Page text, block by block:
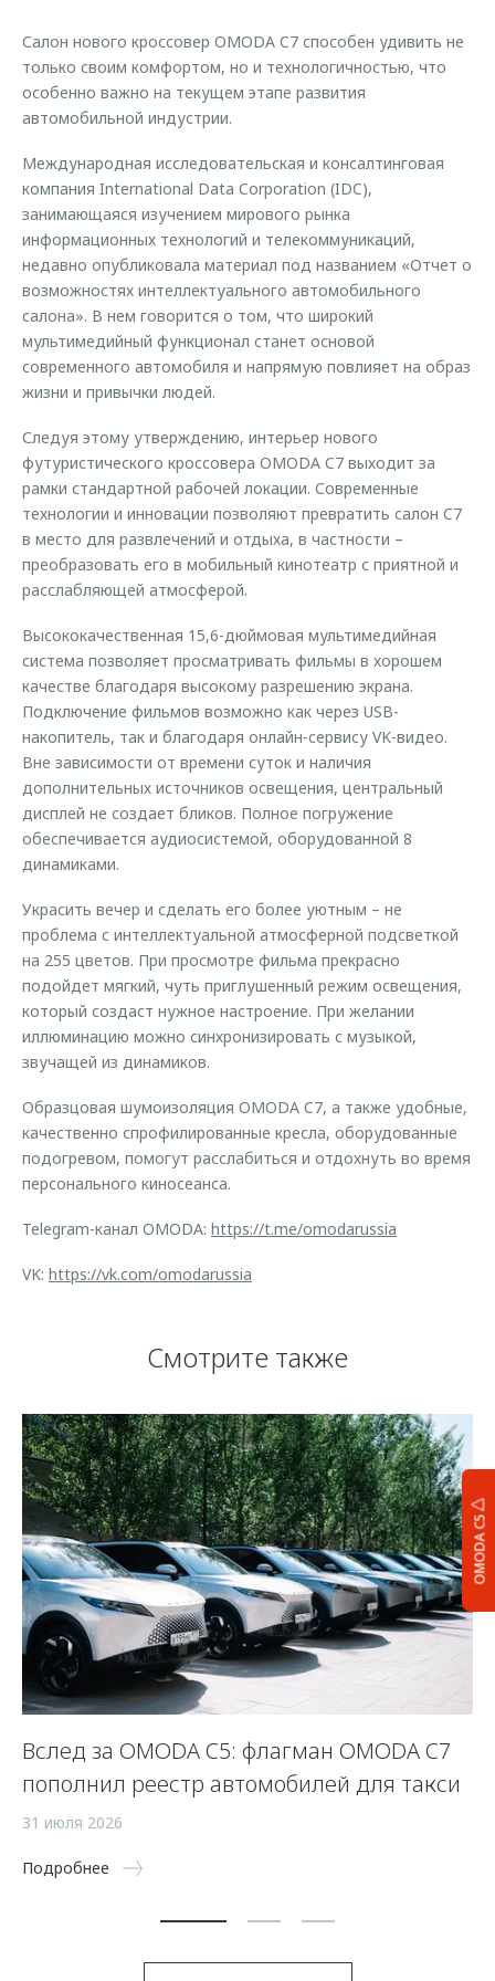
Кредитный калькулятор
Аксессуары
Оригинальные аксессуары
Трейд-ин
Калькулятор трейд-ин
O&J Автоклуб
Клуб владельцев OMODA
Аксессуары
Одежда и сувениры
Оригинальные аксессуары
Запчасти
OMODA C5
Салон нового кроссовер OMODA C7 способен удивить не
только своим комфортом, но и технологичностью, что
особенно важно на текущем этапе развития
автомобильной индустрии.
Международная исследовательская и консалтинговая
компания International Data Corporation (IDC),
занимающаяся изучением мирового рынка
информационных технологий и телекоммуникаций,
недавно опубликовала материал под названием «Отчет о
возможностях интеллектуального автомобильного
салона». В нем говорится о том, что широкий
мультимедийный функционал станет основой
современного автомобиля и напрямую повлияет на образ
жизни и привычки людей.
Следуя этому утверждению, интерьер нового
футуристического кроссовера OMODA C7 выходит за
рамки стандартной рабочей локации. Современные
технологии и инновации позволяют превратить салон C7
в место для развлечений и отдыха, в частности –
преобразовать его в мобильный кинотеатр с приятной и
расслабляющей атмосферой.
Высококачественная 15,6-дюймовая мультимедийная
система позволяет просматривать фильмы в хорошем
качестве благодаря высокому разрешению экрана.
Подключение фильмов возможно как через USB-
накопитель, так и благодаря онлайн-сервису VK-видео.
Вне зависимости от времени суток и наличия
дополнительных источников освещения, центральный
дисплей не создает бликов. Полное погружение
обеспечивается аудиосистемой, оборудованной 8
динамиками.
Украсить вечер и сделать его более уютным – не
проблема с интеллектуальной атмосферной подсветкой
на 255 цветов. При просмотре фильма прекрасно
подойдет мягкий, чуть приглушенный режим освещения,
который создаст нужное настроение. При желании
иллюминацию можно синхронизировать с музыкой,
звучащей из динамиков.
Образцовая шумоизоляция OMODA C7, а также удобные,
качественно спрофилированные кресла, оборудованные
подогревом, помогут расслабиться и отдохнуть во время
персонального киносеанса.
Telegram-канал OMODA: https://t.me/omodarussia
VK: https://vk.com/omodarussia
Смотрите также
Вслед за OMODA C5: флагман OMODA C7
пополнил реестр автомобилей для такси
31 июля 2026
Подробнее